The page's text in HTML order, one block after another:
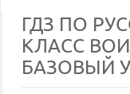
ГДЗ ПО
КЛАСС
БАЗОВЫЙ